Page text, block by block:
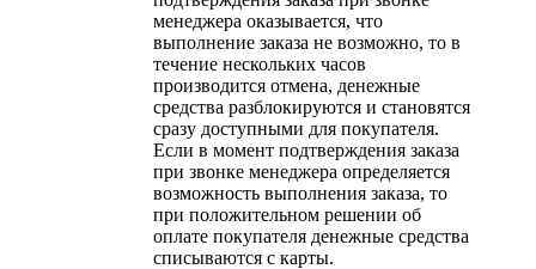
менеджера оказывается, что
выполнение заказа не возможно, то в
течение нескольких часов
производится отмена, денежные
средства разблокируются и становятся
сразу доступными для покупателя.
Если в момент подтверждения заказа
при звонке менеджера определяется
возможность выполнения заказа, то
при положительном решении об
оплате покупателя денежные средства
списываются с карты.